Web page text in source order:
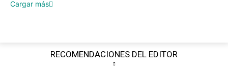
Cargar más
RECOMENDACIONES DEL EDITOR